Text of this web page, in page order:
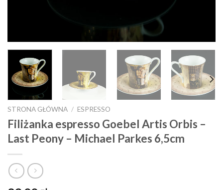
STRONA GŁÓWNA / ESPRESSO
Filiżanka espresso Goebel Artis Orbis –
Last Peony – Michael Parkes 6,5cm